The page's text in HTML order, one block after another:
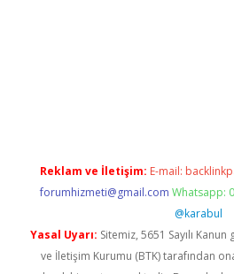
Reklam ve İletişim: E-mail:
forumhizmeti@gmail.com Whatsapp:
@karabul
Yasal Uyarı: Sitemiz, 5651 Sayılı
ve İletişim Kurumu (BTK) tarafından